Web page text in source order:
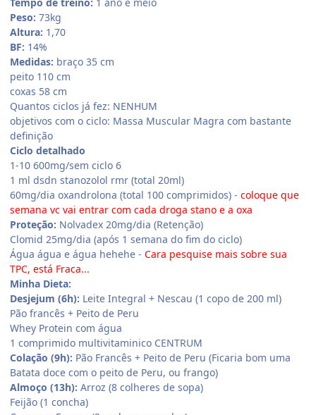
Peso: 73kg
Altura: 1,70
BF: 14%
Medidas: braço 35 cm
peito 110 cm
coxas 58 cm
Quantos ciclos já fez: NENHUM
objetivos com o ciclo: Massa Muscular Magra com bastante
definição
Ciclo detalhado
1-10 600mg/sem ciclo 6
1 ml dsdn stanozolol rmr (total 20ml)
60mg/dia oxandrolona (total 100 comprimidos) - coloque que
semana vc vai entrar com cada droga stano e a oxa
Proteção: Nolvadex 20mg/dia (Retenção)
Clomid 25mg/dia (após 1 semana do fim do ciclo)
Água água e água hehehe - Cara pesquise mais sobre sua
TPC, está Fraca...
Minha Dieta:
Desjejum (6h): Leite Integral + Nescau (1 copo de 200 ml)
Pão francês + Peito de Peru
Whey Protein com água
1 comprimido multivitaminico CENTRUM
Colação (9h): Pão Francês + Peito de Peru (Ficaria bom uma
Batata doce com o peito de Peru, ou frango)
Almoço (13h): Arroz (8 colheres de sopa)
Feijão (1 concha)